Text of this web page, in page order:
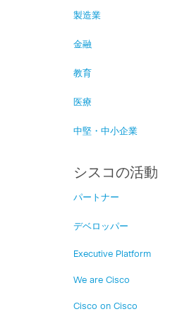
製造業
金融
教育
医療
中堅・中小企業
シスコの活動
パートナー
デベロッパー
Executive Platform
We are Cisco
Cisco on Cisco